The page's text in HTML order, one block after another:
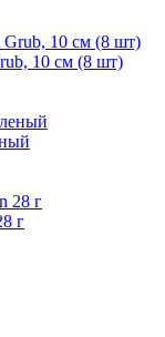
10 см (8 шт)
г